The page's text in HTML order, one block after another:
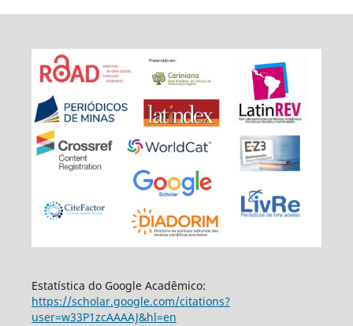
Estatística do Google Acadêmico:
https://scholar.google.com/citations?
user=w33P1zcAAAAJ&hl=en